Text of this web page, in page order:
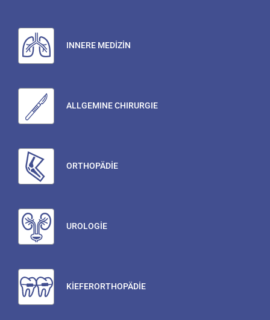
INNERE MEDİZİN
ALLGEMINE CHIRURGIE
ORTHOPÄDİE
UROLOGİE
KİEFERORTHOPÄDİE